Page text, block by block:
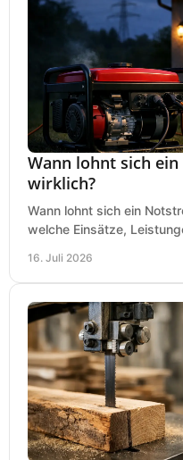
Wann lohnt sich
wirklich?
Wann lohnt sich ein
welche Einsätze,
16. Juli 2026